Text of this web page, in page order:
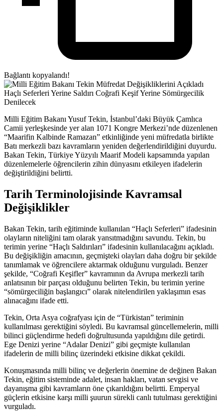
Bağlantı kopyalandı!
Milli Eğitim Bakanı Yusuf Tekin, İstanbul’daki Büyük Çamlıca
Camii yerleşkesinde yer alan 1071 Kongre Merkezi’nde düzenlenen
“Maarifin Kalbinde Ramazan” etkinliğinde yeni müfredatla birlikte
Batı merkezli bazı kavramların yeniden değerlendirildiğini duyurdu.
Bakan Tekin, Türkiye Yüzyılı Maarif Modeli kapsamında yapılan
düzenlemelerle öğrencilerin zihin dünyasını etkileyen ifadelerin
değiştirildiğini belirtti.
Tarih Terminolojisinde Kavramsal
Değişiklikler
Bakan Tekin, tarih eğitiminde kullanılan “Haçlı Seferleri” ifadesinin
olayların niteliğini tam olarak yansıtmadığını savundu. Tekin, bu
terimin yerine “Haçlı Saldırıları” ifadesinin kullanılacağını açıkladı.
Bu değişikliğin amacının, geçmişteki olayları daha doğru bir şekilde
tanımlamak ve öğrencilere aktarmak olduğunu vurguladı. Benzer
şekilde, “Coğrafi Keşifler” kavramının da Avrupa merkezli tarih
anlatısının bir parçası olduğunu belirten Tekin, bu terimin yerine
“sömürgeciliğin başlangıcı” olarak nitelendirilen yaklaşımın esas
alınacağını ifade etti.
Tekin, Orta Asya coğrafyası için de “Türkistan” teriminin
kullanılması gerektiğini söyledi. Bu kavramsal güncellemelerin, milli
bilinci güçlendirme hedefi doğrultusunda yapıldığını dile getirdi.
Ege Denizi yerine “Adalar Denizi” gibi geçmişte kullanılan
ifadelerin de milli bilinç üzerindeki etkisine dikkat çekildi.
Konuşmasında milli bilinç ve değerlerin önemine de değinen Bakan
Tekin, eğitim sisteminde adalet, insan hakları, vatan sevgisi ve
dayanışma gibi kavramların öne çıkarıldığını belirtti. Emperyal
güçlerin etkisine karşı milli şuurun sürekli canlı tutulması gerektiğini
vurguladı.